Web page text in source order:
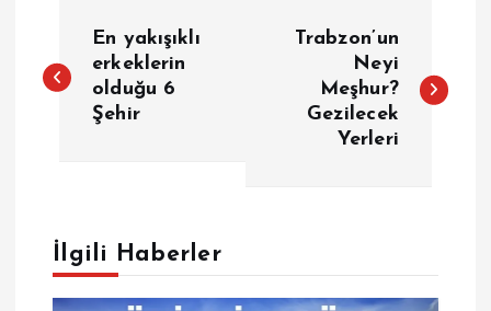
a
g
e
En yakışıklı
erkeklerin
olduğu 6
Şehir
Trabzon’un
Neyi
Meşhur?
Gezilecek
Yerleri
İlgili Haberler